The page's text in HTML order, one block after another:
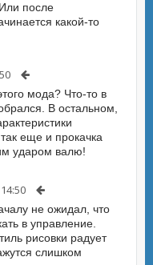
после
какой-то
мода? Что-то в
В остальном,
еще и прокачка
ударом валю!
не ожидал, что
в управление.
рисовки радует
слишком